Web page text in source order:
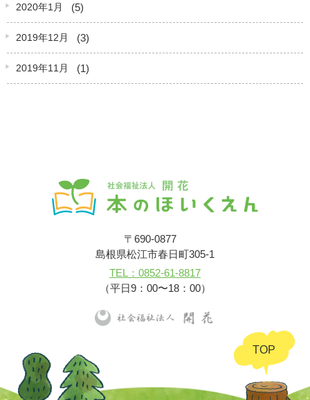
2020年1月 (5)
2019年12月 (3)
2019年11月 (1)
〒690-0877
島根県松江市春日町305-1
TEL：0852-61-8817
（平日9：00〜18：00）
TOP